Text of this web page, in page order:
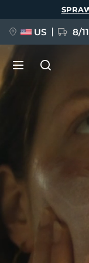
US 8/
FAQ™ Pure
BREAKING
issa™ Teeth
English
Français
Türkçe